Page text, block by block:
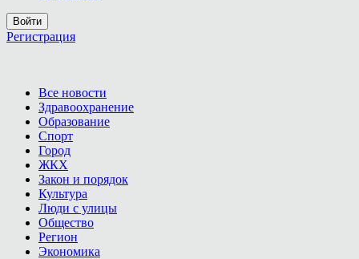
Войти
Регистрация
Все новости
Здравоохранение
Образование
Спорт
Город
ЖКХ
Закон и порядок
Культура
Люди с улицы
Общество
Регион
Экономика